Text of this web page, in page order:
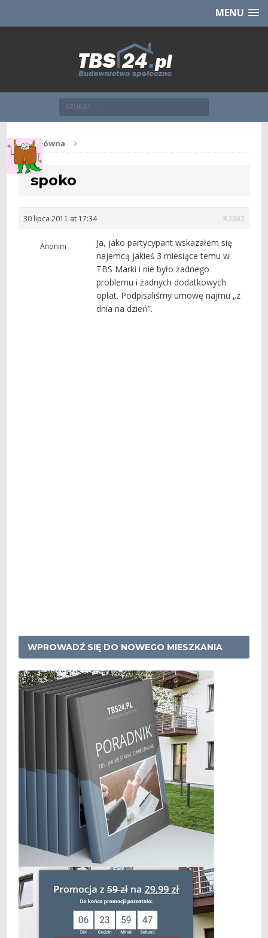
CHCĘ [klik]MENU
Str. główna
spoko
30 lipca 2011 at 17:34 #2302
Anonim
Ja, jako partycypant wskazałem się
najemcą jakieś 3 miesiące temu w
TBS Marki i nie było żadnego
problemu i żadnych dodatkowych
opłat. Podpisaliśmy umowę najmu „z
dnia na dzień”.
WPROWADŹ SIĘ DO NOWEGO MIESZKANIA